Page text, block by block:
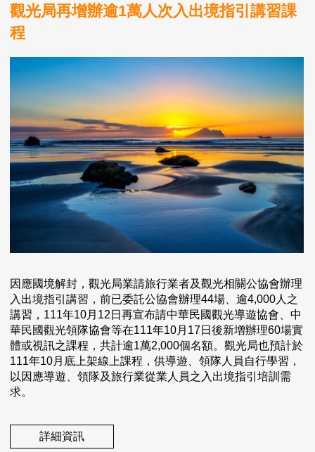
觀光局再增辦逾1萬人次入出境指引講習課
程
因應國境解封，觀光局業請旅行業者及觀光相關公協會辦理
入出境指引講習，前已委託公協會辦理44場、逾4,000人之
講習，111年10月12日再宣布請中華民國觀光導遊協會、中
華民國觀光領隊協會等在111年10月17日後新增辦理60場實
體或視訊之課程，共計逾1萬2,000個名額。觀光局也預計於
111年10月底上架線上課程，供導遊、領隊人員自行學習，
以因應導遊、領隊及旅行業從業人員之入出境指引培訓需
求。
詳細資訊